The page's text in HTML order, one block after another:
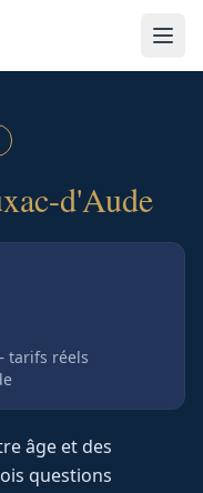
d'Aude
tarifs réels
âge et des
questions